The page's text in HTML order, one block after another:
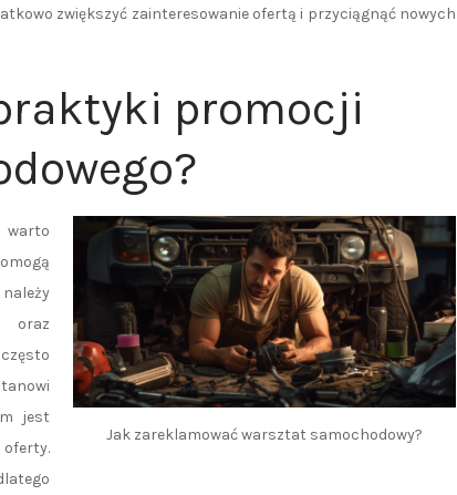
zwiększyć zainteresowanie ofertą i przyciągnąć nowych
promocji
Jak zareklamować warsztat samochodowy?
warto
oraz
jest